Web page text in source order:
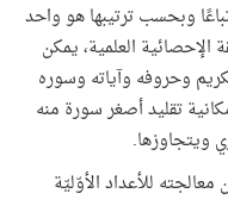
وبحسب ترتيبها هو واحد
العلمية، يمكن
وحروفه وآياته وسوره
تقليد أصغر سورة منه
ويتجاوزها.
للأعداد الأوّليّة